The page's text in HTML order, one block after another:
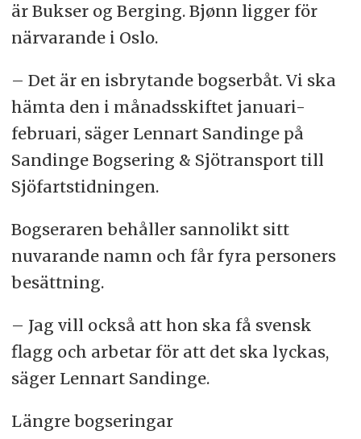
är Bukser og Berging. Bjønn ligger för
närvarande i Oslo.
– Det är en isbrytande bogserbåt. Vi ska
hämta den i månadsskiftet januari-
februari, säger Lennart Sandinge på
Sandinge Bogsering & Sjötransport till
Sjöfartstidningen.
Bogseraren behåller sannolikt sitt
nuvarande namn och får fyra personers
besättning.
– Jag vill också att hon ska få svensk
flagg och arbetar för att det ska lyckas,
säger Lennart Sandinge.
Längre bogseringar